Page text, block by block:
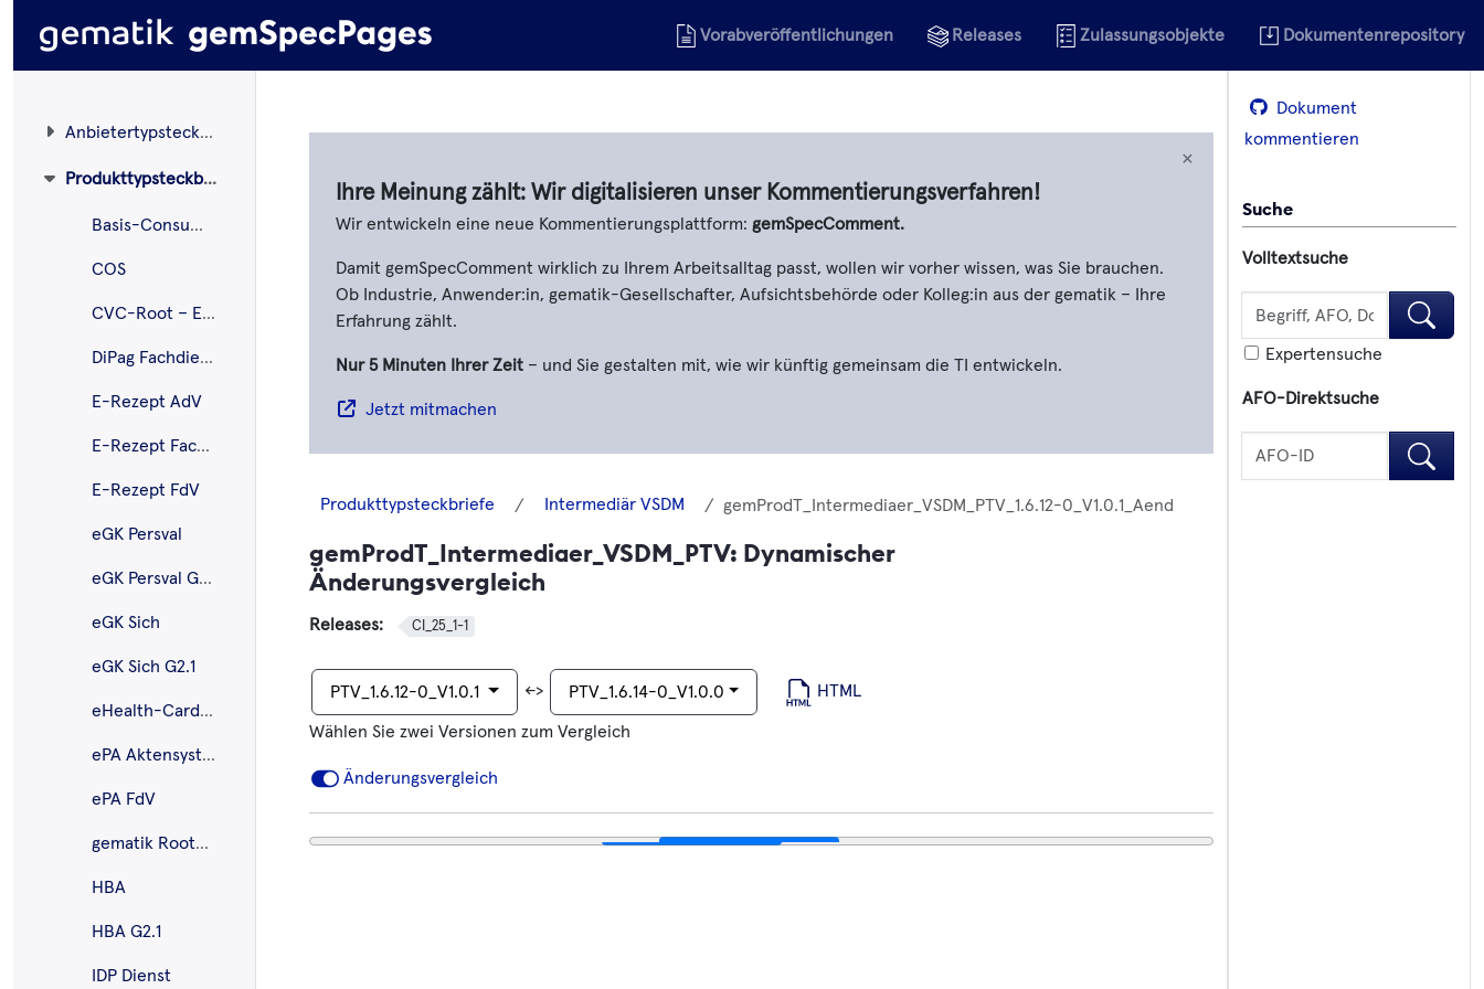
Vorabveröffentlichungen Releases Zulassungsobjekte Dokumentenrepository
Anbietertypsteckbriefe
Produkttypsteckbriefe
Basis-Consumer
COS
CVC-Root – ECC
DiPag Fachdienst
E-Rezept AdV
E-Rezept Fachdienst
E-Rezept FdV
eGK Persval
eGK Persval G2.1
eGK Sich
eGK Sich G2.1
eHealth-CardLink
ePA Aktensystem
ePA FdV
gematik Root-CA
HBA
HBA G2.1
IDP Dienst
Dokument
kommentieren
Suche
Volltextsuche
Expertensuche
AFO-Direktsuche
AFO-
×
Ihre Meinung zählt: Wir digitalisieren unser Kommentierungsverfahren!
Wir entwickeln eine neue Kommentierungsplattform: gemSpecComment.
Damit gemSpecComment wirklich zu Ihrem Arbeitsalltag passt, wollen wir vorher wissen, was Sie brauchen.
Ob Industrie, Anwender:in, gematik-Gesellschafter, Aufsichtsbehörde oder Kolleg:in aus der gematik – Ihre
Erfahrung zählt.
Nur 5 Minuten Ihrer Zeit – und Sie gestalten mit, wie wir künftig gemeinsam die TI entwickeln.
Jetzt mitmachen
Produkttypsteckbriefe Intermediär VSDM gemProdT_Intermediaer_VSDM_PTV_1.6.12-0_V1.0.1_Aend
gemProdT_Intermediaer_VSDM_PTV: Dynamischer
Änderungsvergleich
Releases: CI_25_1-1
PTV_1.6.12-0_V1.0.1 <-> PTV_1.6.14-0_V1.0.0 HTML
Wählen Sie zwei Versionen zum Vergleich
Änderungsvergleich